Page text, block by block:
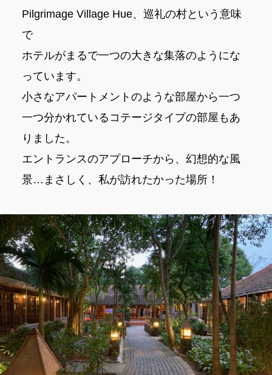
Pilgrimage Village Hue、巡礼の村という意味
で
ホテルがまるで一つの大きな集落のようにな
っています。
小さなアパートメントのような部屋から一つ
一つ分かれているコテージタイプの部屋もあ
りました。
エントランスのアプローチから、幻想的な風
景…まさしく、私が訪れたかった場所！